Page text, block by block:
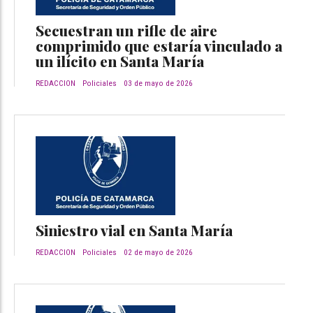
Secuestran un rifle de aire
comprimido que estaría vinculado a
un ilícito en Santa María
REDACCION Policiales 03 de mayo de 2026
Siniestro vial en Santa María
REDACCION Policiales 02 de mayo de 2026